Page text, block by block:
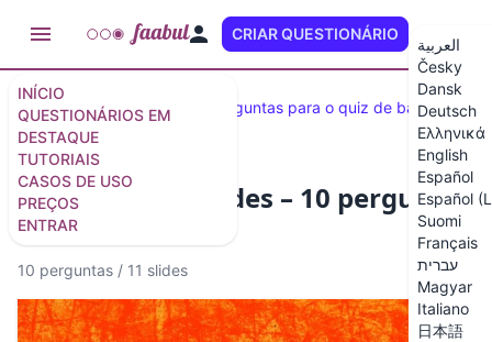
INÍCIO
QUESTIONÁRIOS EM
DESTAQUE
TUTORIAIS
CASOS DE USO
PREÇOS
ENTRAR
CRIAR QUESTIONÁRIO
العربية
Česky
Dansk
Deutsch
Ελληνικά
English
Español
Español
Suomi
Français
עברית
Magyar
Italiano
日本語
Quiz em destaque 100 perguntas para o quiz de bar
Quiz de habilidades – 10 perguntas
desafiadoras
10 perguntas / 11 slides